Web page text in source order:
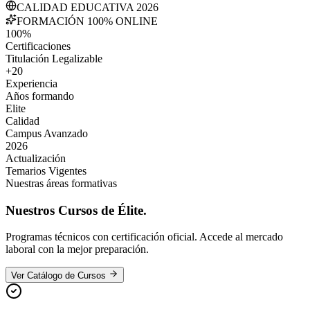
CALIDAD EDUCATIVA 2026
FORMACIÓN 100% ONLINE
100%
Certificaciones
Titulación Legalizable
+20
Experiencia
Años formando
Elite
Calidad
Campus Avanzado
2026
Actualización
Temarios Vigentes
Nuestras áreas formativas
Nuestros Cursos de Élite.
Programas técnicos con certificación oficial. Accede al mercado
laboral con la mejor preparación.
Ver Catálogo de Cursos